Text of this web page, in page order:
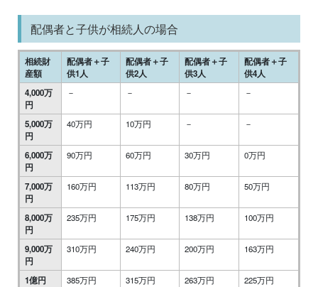
配偶者と子供が相続人の場合
相続財
産額
配偶者＋子
供1人
配偶者＋子
供2人
配偶者＋子
供3人
配偶者＋子
供4人
4,000万
円
－ － － －
5,000万
円
40万円 10万円 － －
6,000万
円
90万円 60万円 30万円 0万円
7,000万
円
160万円 113万円 80万円 50万円
8,000万
円
235万円 175万円 138万円 100万円
9,000万
円
310万円 240万円 200万円 163万円
1億円 385万円 315万円 263万円 225万円